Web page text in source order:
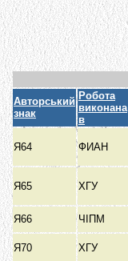
Авторський
знак
Робота
виконана
в
Я64 ФИАН
Я65 ХГУ
Я66
ЧІПМ
Я70
ХГУ